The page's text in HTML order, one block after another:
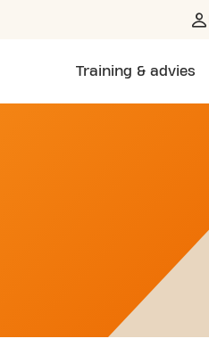
Training & advies